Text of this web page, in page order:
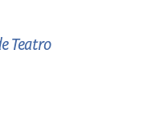
Teatro